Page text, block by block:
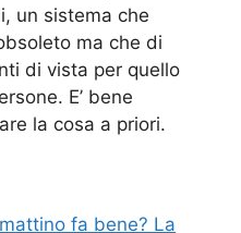
un sistema che
ma che di
di vista per quello
E’ bene
la cosa a priori.
fa bene? La